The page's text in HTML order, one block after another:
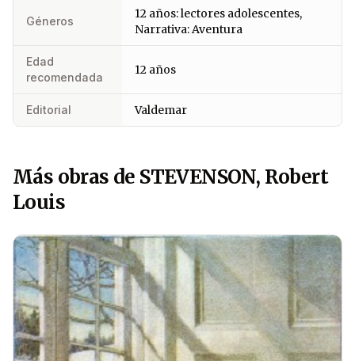
Géneros
12 años: lectores adolescentes,
Narrativa: Aventura
Edad
recomendada
12 años
Editorial Valdemar
Más obras de STEVENSON, Robert
Louis